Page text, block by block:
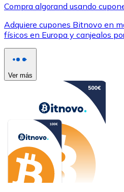
Compra algorand usando
Adquiere cupones Bitnovo en
físicos en Europa y canjealos
Ver más